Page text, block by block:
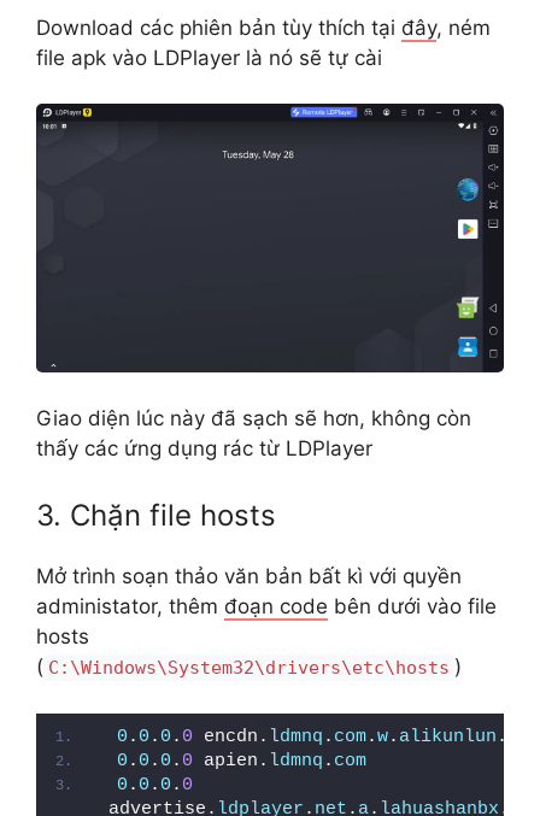
Download các phiên bản tùy thích tại đây, ném
file apk vào LDPlayer là nó sẽ tự cài
Giao diện lúc này đã sạch sẽ hơn, không còn
thấy các ứng dụng rác từ LDPlayer
3. Chặn file hosts
Mở trình soạn thảo văn bản bất kì với quyền
administator, thêm đoạn code bên dưới vào file
hosts
( C:\Windows\System32\drivers\etc\hosts )
0 . 0 . 0 . 0 encdn. ldmnq . com.w. alikunlun .
0 . 0 . 0 . 0 apien. ldmnq . com
0 . 0 . 0 . 0
advertise. ldplayer . net . a. lahuashanbx .